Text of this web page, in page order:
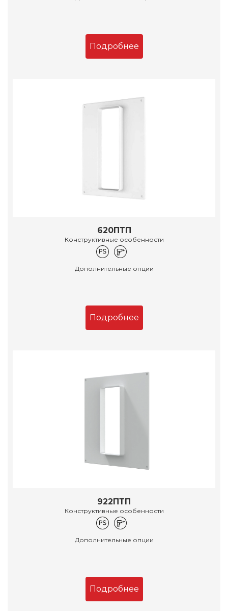
Подробнее
620ПТП
Конструктивные особенности
Дополнительные опции
Подробнее
922ПТП
Конструктивные особенности
Дополнительные опции
Подробнее